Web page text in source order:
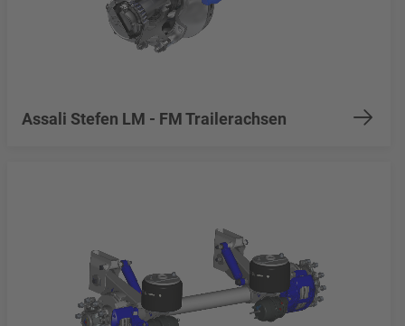
Assali Stefen LM - FM Trailerachsen